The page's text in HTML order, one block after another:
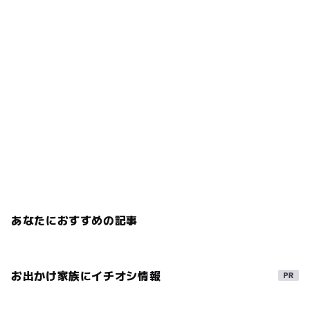
あなたにおすすめの記事
お出かけ家族にイチオシ情報